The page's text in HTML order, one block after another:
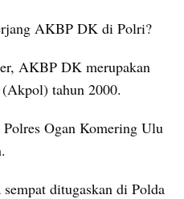
AKBP DK di Polri?
AKBP DK merupakan
tahun 2000.
Ogan Komering Ulu
ditugaskan di Polda